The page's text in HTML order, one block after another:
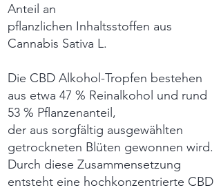
Anteil an
pflanzlichen Inhaltsstoffen aus
Cannabis Sativa L.
Die CBD Alkohol-Tropfen bestehen
aus etwa 47 % Reinalkohol und rund
53 % Pflanzenanteil,
der aus sorgfältig ausgewählten
getrockneten Blüten gewonnen wird.
Durch diese Zusammensetzung
entsteht eine hochkonzentrierte CBD